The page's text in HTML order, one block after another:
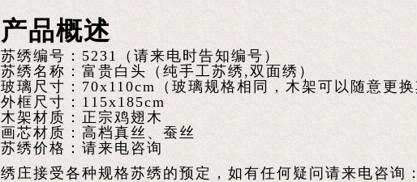
产品概述
苏绣编号：5231（请来电时告知编号）
苏绣名称：富贵白头（纯手工苏绣,双面绣）
玻璃尺寸：70x110cm（玻璃规格相同，木架可以随意更
外框尺寸：115x185cm
木架材质：正宗鸡翅木
画芯材质：高档真丝、蚕丝
苏绣价格：请来电咨询
绣庄接受各种规格苏绣的预定，如有任何疑问请来电咨询